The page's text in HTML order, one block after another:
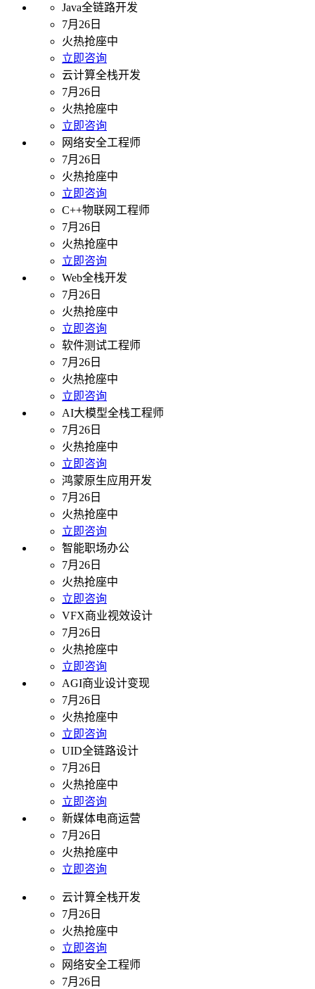
Java全链路开发
7月26日
火热抢座中
立即咨询
云计算全栈开发
7月26日
火热抢座中
立即咨询
网络安全工程师
7月26日
火热抢座中
立即咨询
C++物联网工程师
7月26日
火热抢座中
立即咨询
Web全栈开发
7月26日
火热抢座中
立即咨询
软件测试工程师
7月26日
火热抢座中
立即咨询
AI大模型全栈工程师
7月26日
火热抢座中
立即咨询
鸿蒙原生应用开发
7月26日
火热抢座中
立即咨询
智能职场办公
7月26日
火热抢座中
立即咨询
VFX商业视效设计
7月26日
火热抢座中
立即咨询
AGI商业设计变现
7月26日
火热抢座中
立即咨询
UID全链路设计
7月26日
火热抢座中
立即咨询
新媒体电商运营
7月26日
火热抢座中
立即咨询
云计算全栈开发
7月26日
火热抢座中
立即咨询
网络安全工程师
7月26日